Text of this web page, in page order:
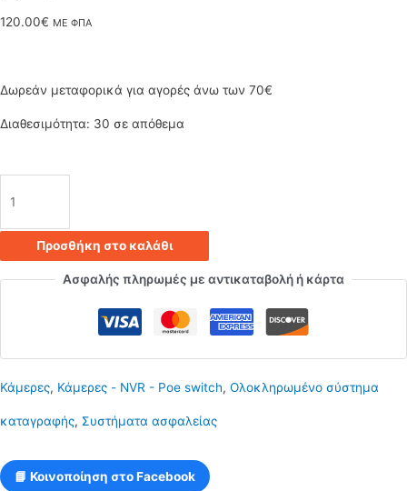
120.00€ ΜΕ ΦΠΑ
Δωρεάν μεταφορικά για αγορές άνω των 70€
Διαθεσιμότητα: 30 σε απόθεμα
εξωτερικού
H265+
ποσότητα
Προσθήκη στο καλάθι
Ασφαλής πληρωμές με αντικαταβολή ή κάρτα
Κάμερες, Κάμερες - NVR - Poe switch, Ολοκληρωμένο σύστημα
καταγραφής, Συστήματα ασφαλείας
📘 Κοινοποίηση στο Facebook